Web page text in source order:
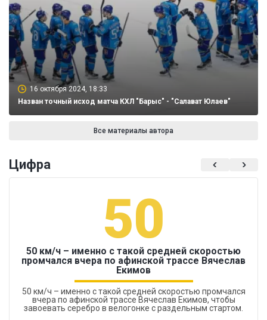
16 октября 2024, 18:33
Назван точный исход матча КХЛ "Барыс" - "Салават Юлаев"
Все материалы автора
Цифра
50
50 км/ч – именно с такой средней скоростью
промчался вчера по афинской трассе Вячеслав
Екимов
50 км/ч – именно с такой средней скоростью промчался
вчера по афинской трассе Вячеслав Екимов, чтобы
завоевать серебро в велогонке с раздельным стартом.